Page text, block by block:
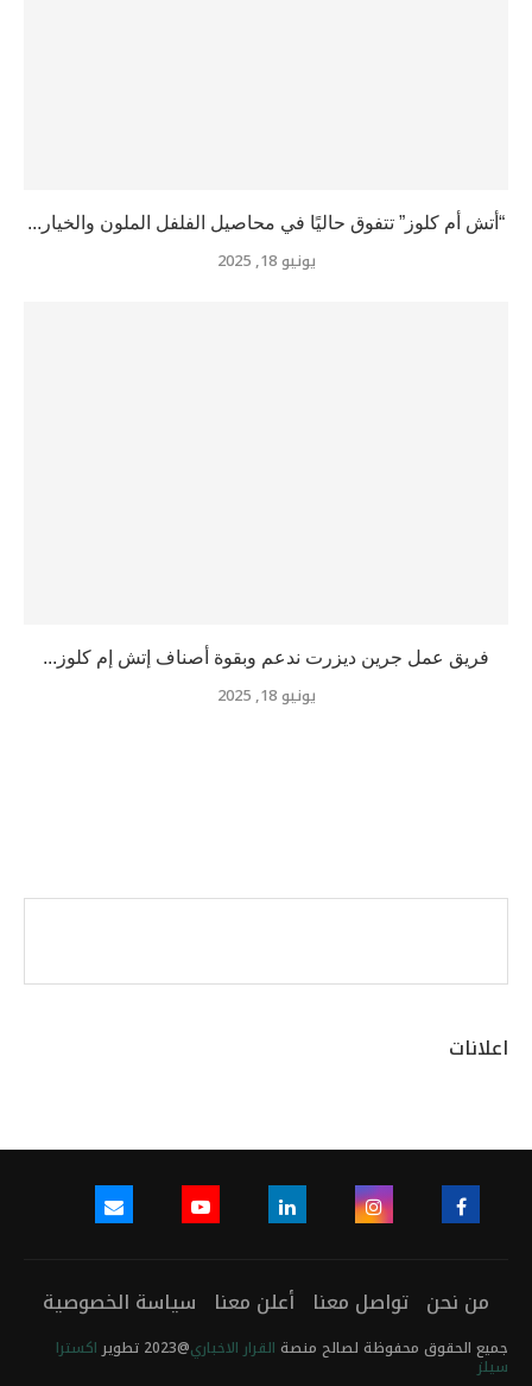
“أتش أم كلوز” تتفوق حاليًا في محاصيل الفلفل الملون والخيار...
يونيو 18, 2025
فريق عمل جرين ديزرت ندعم وبقوة أصناف إتش إم كلوز...
يونيو 18, 2025
اعلانات
من نحن تواصل معنا أعلن معنا سياسة الخصوصية
جميع الحقوق محفوظة لصالح منصة القرار الاخباري@2023 تطوير اكسترا
سيلز